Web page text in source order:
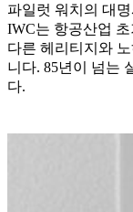
파일럿 워치의 대명
IWC는 항공산업
다른 헤리티지와
니다. 85년이 넘는
다.